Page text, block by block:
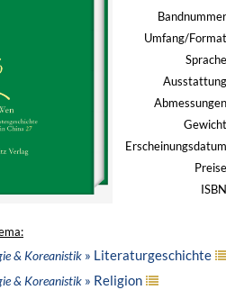
Umfang/
& Koreanistik » Literaturgeschichte
& Koreanistik » Religion